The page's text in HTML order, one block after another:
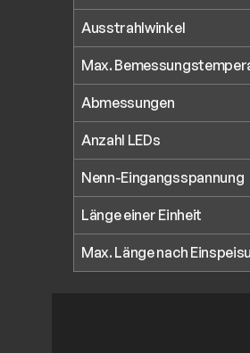
Ausstrahlwinkel
Max.
Abmessungen
Anzahl LEDs
Nenn-Eingangsspannung
Länge einer Einheit
Max. Länge nach